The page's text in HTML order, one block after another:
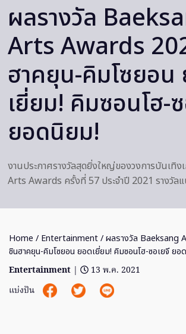
ผลรางวัล
Arts Awards
ฮาคยุน-คิมโซยอน
เยี่ยม! คิมซอนโฮ-
ยอดนิยม!
งานประกาศรางวัลสุดยิ่งใหญ่ของวงการบันเทิง
Arts Awards ครั้งที่ 57 ประจำปี 2021 รางวัล
Home / Entertainment/ ผลรางวัล Baeksang
ชินฮาคยุน-คิมโซยอน ยอดเยี่ยม! คิมซอนโฮ-ซอเยจี ยอ
Entertainment |
13 พ.ค. 2021
แบ่งปัน